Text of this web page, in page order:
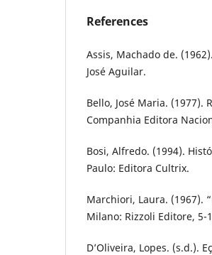
References
Assis, Machado de.
José Aguilar.
Bello, José Maria. (1977).
Companhia Editora
Bosi, Alfredo. (1994).
Paulo: Editora Cultrix.
Marchiori, Laura. (1967).
Milano: Rizzoli Editore, 5-
D’Oliveira, Lopes. (s.d.).